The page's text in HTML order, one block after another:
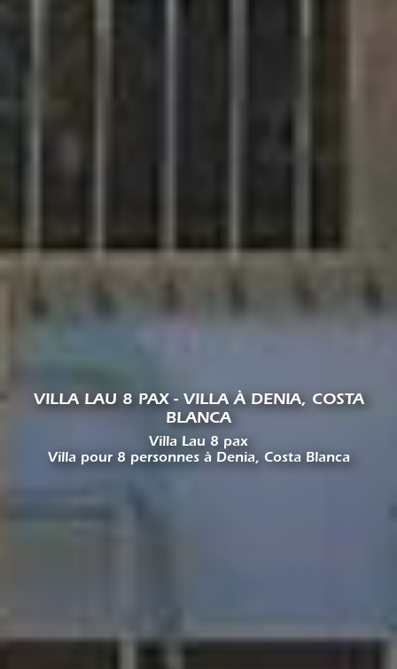
VILLA LAU 8 PAX - VILLA À DENIA, COSTA
BLANCA
Villa Lau 8 pax
Villa pour 8 personnes à Denia, Costa Blanca